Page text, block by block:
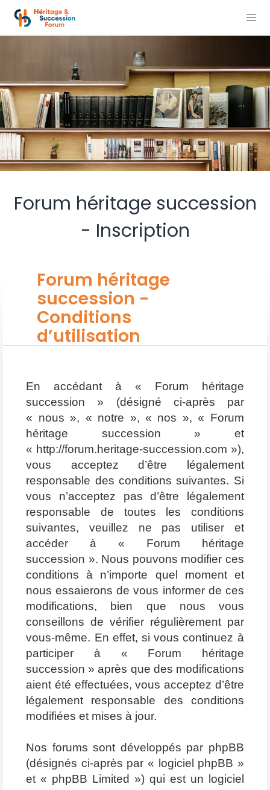
Forum héritage succession
- Inscription
Forum héritage
succession -
Conditions
d’utilisation
En accédant à « Forum héritage
succession » (désigné ci-après par
« nous », « notre », « nos », « Forum
héritage succession » et
« http://forum.heritage-succession.com »),
vous acceptez d’être légalement
responsable des conditions suivantes. Si
vous n’acceptez pas d’être légalement
responsable de toutes les conditions
suivantes, veuillez ne pas utiliser et
accéder à « Forum héritage
succession ». Nous pouvons modifier ces
conditions à n’importe quel moment et
nous essaierons de vous informer de ces
modifications, bien que nous vous
conseillons de vérifier régulièrement par
vous-même. En effet, si vous continuez à
participer à « Forum héritage
succession » après que des modifications
aient été effectuées, vous acceptez d’être
légalement responsable des conditions
modifiées et mises à jour.
Nos forums sont développés par phpBB
(désignés ci-après par « logiciel phpBB »
et « phpBB Limited ») qui est un logiciel